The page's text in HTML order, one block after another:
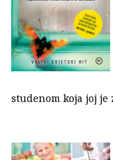
studenom koja joj je